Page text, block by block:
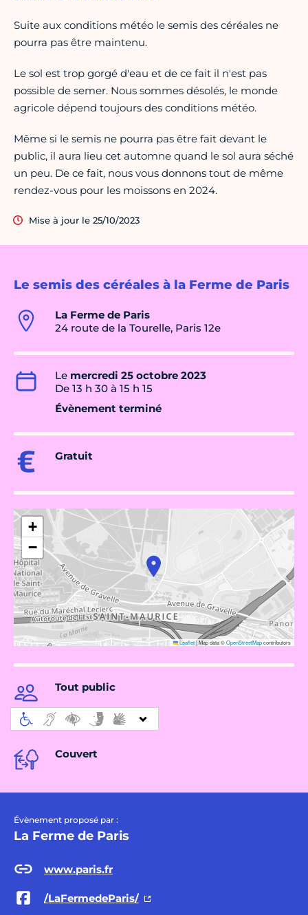
Le semis des céréales à la Ferme de Paris
La Ferme de Paris
24 route de la Tourelle, Paris 12e
Le mercredi 25 octobre 2023
De 13 h 30 à 15 h 15
Évènement terminé
Gratuit
+
−
Leaflet|Map data ©OpenStreetMapcontributors
Tout public
Couvert
Évènement proposé par :
La Ferme de Paris
www.paris.fr
/LaFermedeParis/
Suite aux conditions météo le semis des céréales ne
pourra pas être maintenu.
Le sol est trop gorgé d'eau et de ce fait il n'est pas
possible de semer. Nous sommes désolés, le monde
agricole dépend toujours des conditions météo.
Même si le semis ne pourra pas être fait devant le
public, il aura lieu cet automne quand le sol aura séché
un peu. De ce fait, nous vous donnons tout de même
rendez-vous pour les moissons en 2024.
Mise à jour le 25/10/2023